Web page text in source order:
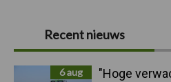
Primaire
Sidebar
Recent nieuws
6 aug
"Hoge